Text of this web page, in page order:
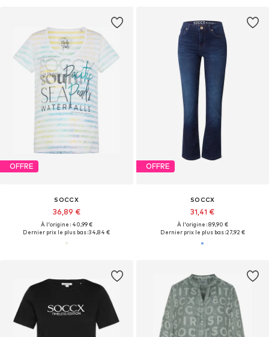
OFFRE
SOCCX
36,89 €
À l'origine : 40,99 €
Dernier prix le plus bas :34,84 €
OFFRE
SOCCX
31,41 €
À l'origine : 89,90 €
Dernier prix le plus bas :27,92 €